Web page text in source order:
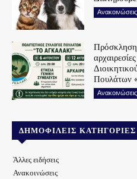
Ανακοινώσεις
Πρόσκληση
Πουλάτων
Ανακοινώσεις
ΔΗΜΟΦΙΛΕΊΣ ΚΑΤΗΓΟΡΊΕΣ
Άλλες ειδήσεις
Ανακοινώσεις